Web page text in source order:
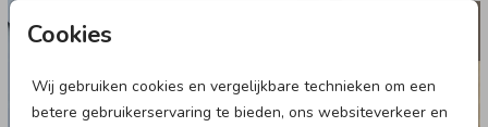
Cookies
Wij gebruiken cookies en vergelijkbare technieken om een
betere gebruikerservaring te bieden, ons websiteverkeer en